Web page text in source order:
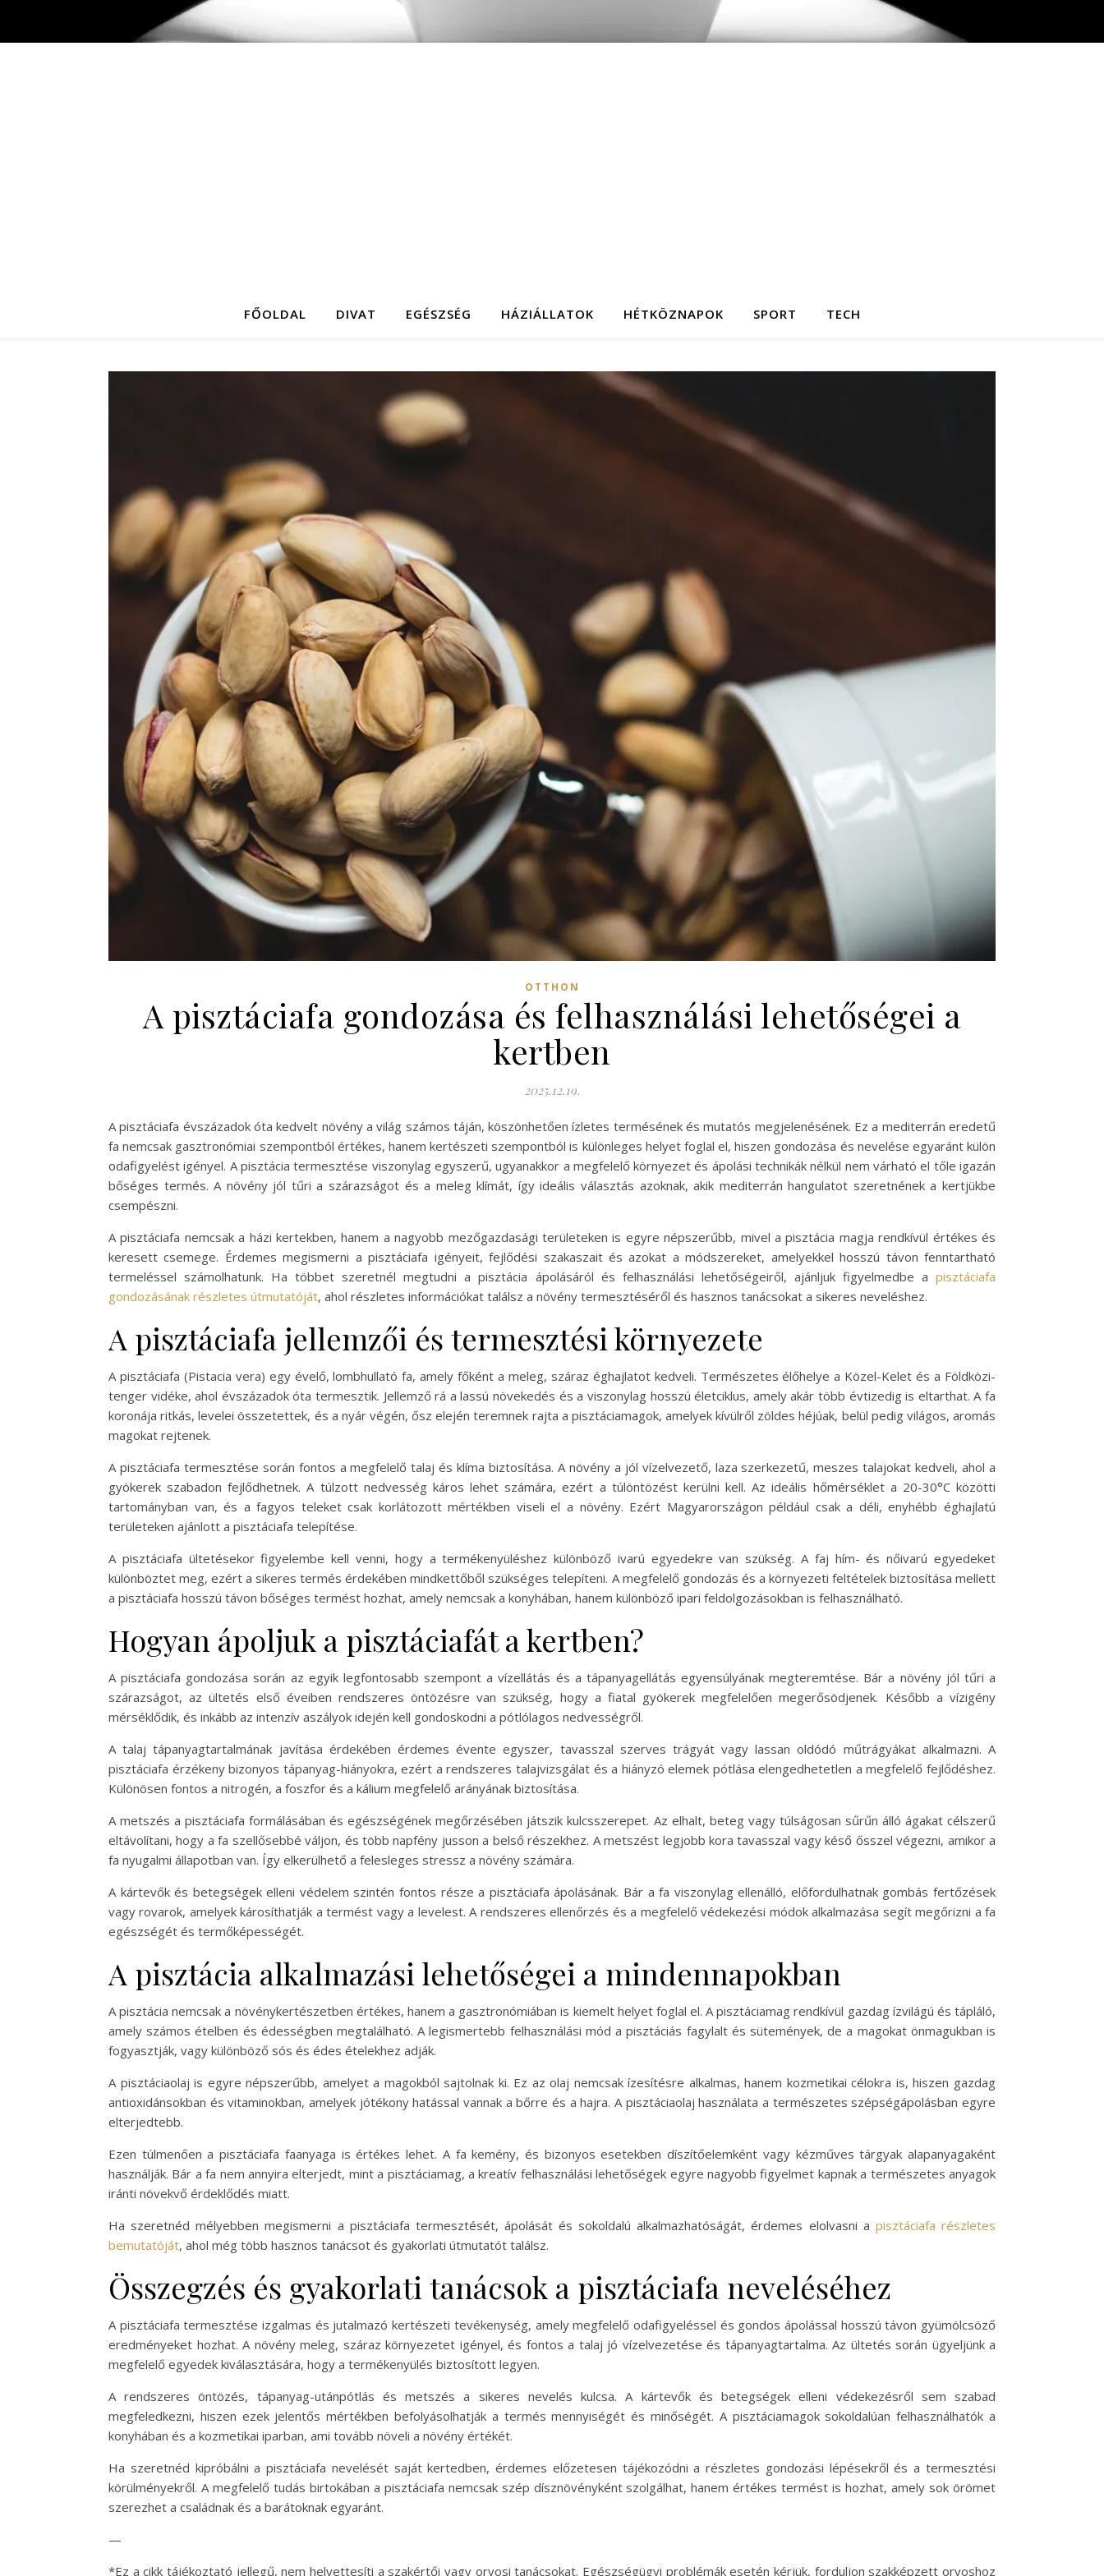
FŐOLDAL DIVAT EGÉSZSÉG HÁZIÁLLATOK HÉTKÖZNAPOK SPORT TECH
OTTHON
A pisztáciafa gondozása és felhasználási lehetőségei a
kertben
2025.12.19.
A pisztáciafa évszázadok óta kedvelt növény a világ számos táján, köszönhetően ízletes termésének és mutatós megjelenésének. Ez a mediterrán eredetű
fa nemcsak gasztronómiai szempontból értékes, hanem kertészeti szempontból is különleges helyet foglal el, hiszen gondozása és nevelése egyaránt külön
odafigyelést igényel. A pisztácia termesztése viszonylag egyszerű, ugyanakkor a megfelelő környezet és ápolási technikák nélkül nem várható el tőle igazán
bőséges termés. A növény jól tűri a szárazságot és a meleg klímát, így ideális választás azoknak, akik mediterrán hangulatot szeretnének a kertjükbe
csempészni.
A pisztáciafa nemcsak a házi kertekben, hanem a nagyobb mezőgazdasági területeken is egyre népszerűbb, mivel a pisztácia magja rendkívül értékes és
keresett csemege. Érdemes megismerni a pisztáciafa igényeit, fejlődési szakaszait és azokat a módszereket, amelyekkel hosszú távon fenntartható
termeléssel számolhatunk. Ha többet szeretnél megtudni a pisztácia ápolásáról és felhasználási lehetőségeiről, ajánljuk figyelmedbe a pisztáciafa
gondozásának részletes útmutatóját, ahol részletes információkat találsz a növény termesztéséről és hasznos tanácsokat a sikeres neveléshez.
A pisztáciafa jellemzői és termesztési környezete
A pisztáciafa (Pistacia vera) egy évelő, lombhullató fa, amely főként a meleg, száraz éghajlatot kedveli. Természetes élőhelye a Közel-Kelet és a Földközi-
tenger vidéke, ahol évszázadok óta termesztik. Jellemző rá a lassú növekedés és a viszonylag hosszú életciklus, amely akár több évtizedig is eltarthat. A fa
koronája ritkás, levelei összetettek, és a nyár végén, ősz elején teremnek rajta a pisztáciamagok, amelyek kívülről zöldes héjúak, belül pedig világos, aromás
magokat rejtenek.
A pisztáciafa termesztése során fontos a megfelelő talaj és klíma biztosítása. A növény a jól vízelvezető, laza szerkezetű, meszes talajokat kedveli, ahol a
gyökerek szabadon fejlődhetnek. A túlzott nedvesség káros lehet számára, ezért a túlöntözést kerülni kell. Az ideális hőmérséklet a 20-30°C közötti
tartományban van, és a fagyos teleket csak korlátozott mértékben viseli el a növény. Ezért Magyarországon például csak a déli, enyhébb éghajlatú
területeken ajánlott a pisztáciafa telepítése.
A pisztáciafa ültetésekor figyelembe kell venni, hogy a termékenyüléshez különböző ivarú egyedekre van szükség. A faj hím- és nőivarú egyedeket
különböztet meg, ezért a sikeres termés érdekében mindkettőből szükséges telepíteni. A megfelelő gondozás és a környezeti feltételek biztosítása mellett
a pisztáciafa hosszú távon bőséges termést hozhat, amely nemcsak a konyhában, hanem különböző ipari feldolgozásokban is felhasználható.
Hogyan ápoljuk a pisztáciafát a kertben?
A pisztáciafa gondozása során az egyik legfontosabb szempont a vízellátás és a tápanyagellátás egyensúlyának megteremtése. Bár a növény jól tűri a
szárazságot, az ültetés első éveiben rendszeres öntözésre van szükség, hogy a fiatal gyökerek megfelelően megerősödjenek. Később a vízigény
mérséklődik, és inkább az intenzív aszályok idején kell gondoskodni a pótlólagos nedvességről.
A talaj tápanyagtartalmának javítása érdekében érdemes évente egyszer, tavasszal szerves trágyát vagy lassan oldódó műtrágyákat alkalmazni. A
pisztáciafa érzékeny bizonyos tápanyag-hiányokra, ezért a rendszeres talajvizsgálat és a hiányzó elemek pótlása elengedhetetlen a megfelelő fejlődéshez.
Különösen fontos a nitrogén, a foszfor és a kálium megfelelő arányának biztosítása.
A metszés a pisztáciafa formálásában és egészségének megőrzésében játszik kulcsszerepet. Az elhalt, beteg vagy túlságosan sűrűn álló ágakat célszerű
eltávolítani, hogy a fa szellősebbé váljon, és több napfény jusson a belső részekhez. A metszést legjobb kora tavasszal vagy késő ősszel végezni, amikor a
fa nyugalmi állapotban van. Így elkerülhető a felesleges stressz a növény számára.
A kártevők és betegségek elleni védelem szintén fontos része a pisztáciafa ápolásának. Bár a fa viszonylag ellenálló, előfordulhatnak gombás fertőzések
vagy rovarok, amelyek károsíthatják a termést vagy a levelest. A rendszeres ellenőrzés és a megfelelő védekezési módok alkalmazása segít megőrizni a fa
egészségét és termőképességét.
A pisztácia alkalmazási lehetőségei a mindennapokban
A pisztácia nemcsak a növénykertészetben értékes, hanem a gasztronómiában is kiemelt helyet foglal el. A pisztáciamag rendkívül gazdag ízvilágú és tápláló,
amely számos ételben és édességben megtalálható. A legismertebb felhasználási mód a pisztáciás fagylalt és sütemények, de a magokat önmagukban is
fogyasztják, vagy különböző sós és édes ételekhez adják.
A pisztáciaolaj is egyre népszerűbb, amelyet a magokból sajtolnak ki. Ez az olaj nemcsak ízesítésre alkalmas, hanem kozmetikai célokra is, hiszen gazdag
antioxidánsokban és vitaminokban, amelyek jótékony hatással vannak a bőrre és a hajra. A pisztáciaolaj használata a természetes szépségápolásban egyre
elterjedtebb.
Ezen túlmenően a pisztáciafa faanyaga is értékes lehet. A fa kemény, és bizonyos esetekben díszítőelemként vagy kézműves tárgyak alapanyagaként
használják. Bár a fa nem annyira elterjedt, mint a pisztáciamag, a kreatív felhasználási lehetőségek egyre nagyobb figyelmet kapnak a természetes anyagok
iránti növekvő érdeklődés miatt.
Ha szeretnéd mélyebben megismerni a pisztáciafa termesztését, ápolását és sokoldalú alkalmazhatóságát, érdemes elolvasni a pisztáciafa részletes
bemutatóját, ahol még több hasznos tanácsot és gyakorlati útmutatót találsz.
Összegzés és gyakorlati tanácsok a pisztáciafa neveléséhez
A pisztáciafa termesztése izgalmas és jutalmazó kertészeti tevékenység, amely megfelelő odafigyeléssel és gondos ápolással hosszú távon gyümölcsöző
eredményeket hozhat. A növény meleg, száraz környezetet igényel, és fontos a talaj jó vízelvezetése és tápanyagtartalma. Az ültetés során ügyeljünk a
megfelelő egyedek kiválasztására, hogy a termékenyülés biztosított legyen.
A rendszeres öntözés, tápanyag-utánpótlás és metszés a sikeres nevelés kulcsa. A kártevők és betegségek elleni védekezésről sem szabad
megfeledkezni, hiszen ezek jelentős mértékben befolyásolhatják a termés mennyiségét és minőségét. A pisztáciamagok sokoldalúan felhasználhatók a
konyhában és a kozmetikai iparban, ami tovább növeli a növény értékét.
Ha szeretnéd kipróbálni a pisztáciafa nevelését saját kertedben, érdemes előzetesen tájékozódni a részletes gondozási lépésekről és a termesztési
körülményekről. A megfelelő tudás birtokában a pisztáciafa nemcsak szép dísznövényként szolgálhat, hanem értékes termést is hozhat, amely sok örömet
szerezhet a családnak és a barátoknak egyaránt.
—
*Ez a cikk tájékoztató jellegű, nem helyettesíti a szakértői vagy orvosi tanácsokat. Egészségügyi problémák esetén kérjük, forduljon szakképzett orvoshoz